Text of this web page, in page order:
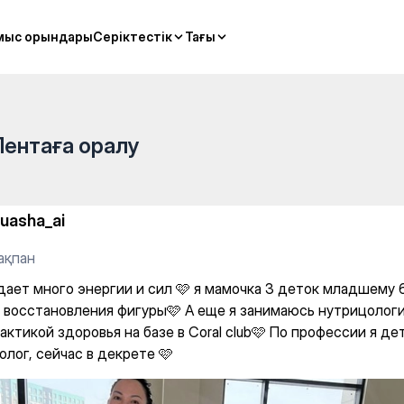
орындарыСеріктестік Тағы
орындарыСеріктестік Тағы
оралу
много энергии и сил 🩷 я мамочка 3 деток младшему
восстановления фигуры🩷 А еще я занимаюсь
здоровья на базе в Coral club🩷 По профессии я
сейчас в декрете 🩷